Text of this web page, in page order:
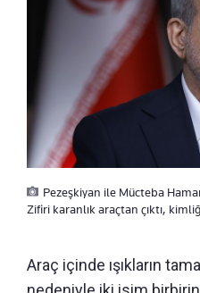
Pezeşkiyan ile Mücteba
Zifiri karanlık araçtan çıktı,
Araç içinde ışıkların